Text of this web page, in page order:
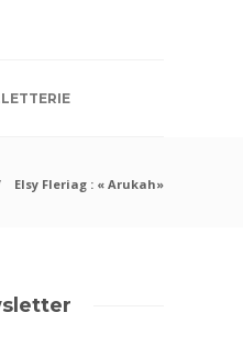
Elsy Fleriag : « Arukah»